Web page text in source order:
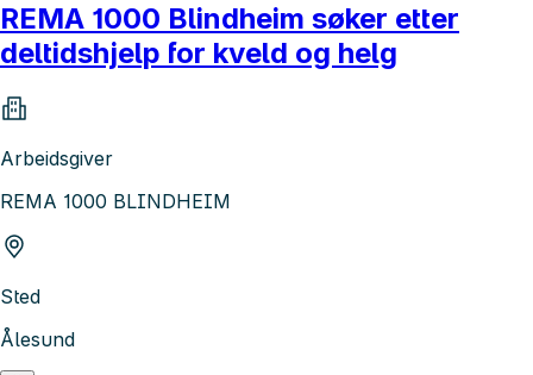
REMA 1000 Blindheim søker etter
deltidshjelp for kveld og helg
Arbeidsgiver
REMA 1000 BLINDHEIM
Sted
Ålesund